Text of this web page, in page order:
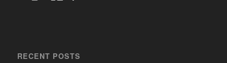
RECENT POSTS